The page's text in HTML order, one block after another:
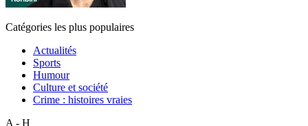
Catégories les plus populaires
Actualités
Sports
Humour
Culture et société
Crime : histoires vraies
A - H